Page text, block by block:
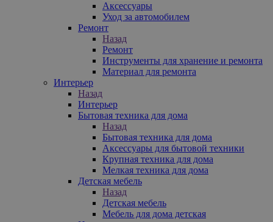
Аксессуары
Уход за автомобилем
Ремонт
Назад
Ремонт
Инструменты для хранение и ремонта
Материал для ремонта
Интерьер
Назад
Интерьер
Бытовая техника для дома
Назад
Бытовая техника для дома
Аксессуары для бытовой техники
Крупная техника для дома
Мелкая техника для дома
Детская мебель
Назад
Детская мебель
Мебель для дома детская